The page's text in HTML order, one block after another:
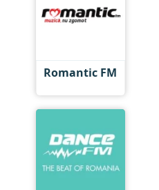
Romantic FM